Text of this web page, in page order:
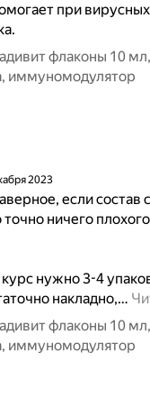
при
флаконы 10
иммуномодулятор
2023
если состав
точно ничего
нужно 3-4
накладно,…
флаконы 10
иммуномодулятор